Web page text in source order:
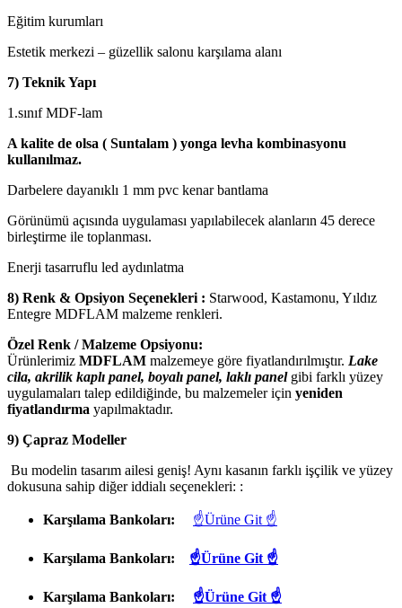
Eğitim kurumları
Estetik merkezi – güzellik salonu karşılama alanı
7) Teknik Yapı
1.sınıf MDF-lam
A kalite de olsa ( Suntalam ) yonga levha kombinasyonu
kullanılmaz.
Darbelere dayanıklı 1 mm pvc kenar bantlama
Görünümü açısında uygulaması yapılabilecek alanların 45 derece
birleştirme ile toplanması.
Enerji tasarruflu led aydınlatma
8) Renk & Opsiyon Seçenekleri : Starwood, Kastamonu, Yıldız
Entegre MDFLAM malzeme renkleri.
Özel Renk / Malzeme Opsiyonu:
Ürünlerimiz MDFLAM malzemeye göre fiyatlandırılmıştır. Lake
cila, akrilik kaplı panel, boyalı panel, laklı panel gibi farklı yüzey
uygulamaları talep edildiğinde, bu malzemeler için yeniden
fiyatlandırma yapılmaktadır.
9) Çapraz Modeller
Bu modelin tasarım ailesi geniş! Aynı kasanın farklı işçilik ve yüzey
dokusuna sahip diğer iddialı seçenekleri: :
Karşılama Bankoları: ☝Ürüne Git ☝
Karşılama Bankoları: ☝Ürüne Git ☝
Karşılama Bankoları: ☝Ürüne Git ☝